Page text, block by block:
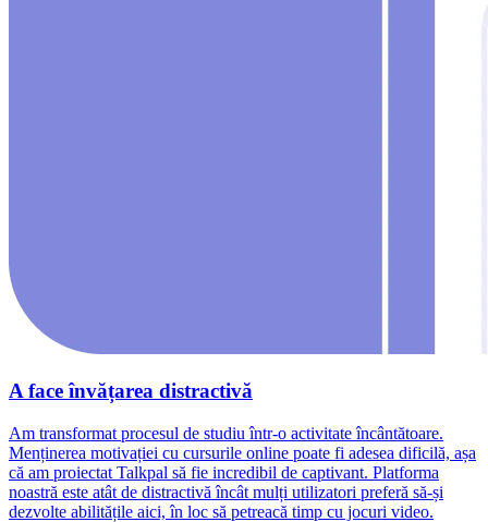
A face învățarea distractivă
Am transformat procesul de studiu într-o activitate încântătoare.
Menținerea motivației cu cursurile online poate fi adesea dificilă, așa
că am proiectat Talkpal să fie incredibil de captivant. Platforma
noastră este atât de distractivă încât mulți utilizatori preferă să-și
dezvolte abilitățile aici, în loc să petreacă timp cu jocuri video.